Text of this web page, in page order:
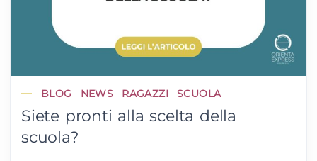
BLOG NEWS RAGAZZI SCUOLA
Siete pronti alla scelta della
scuola?